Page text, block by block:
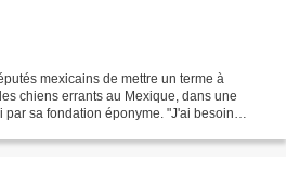
mexicains de mettre un terme à
chiens errants au Mexique, dans une
sa fondation éponyme. "J'ai besoin